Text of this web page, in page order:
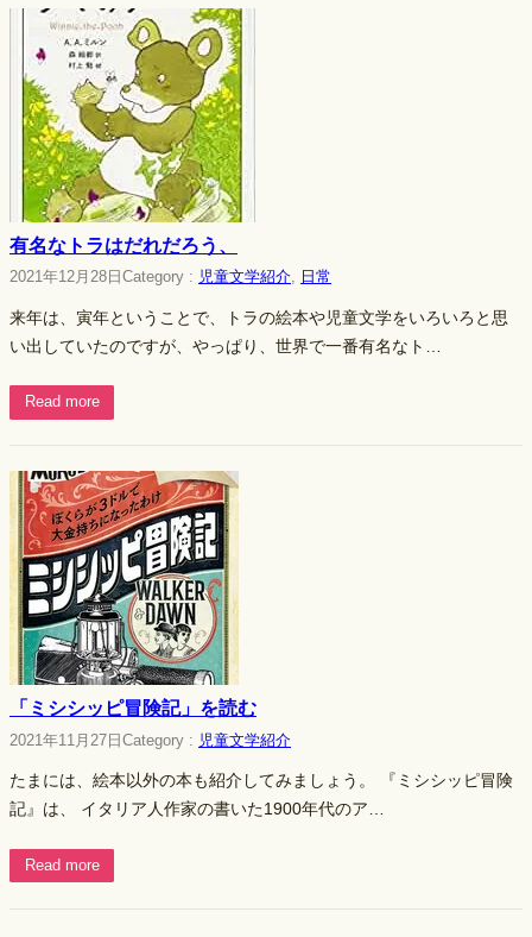
有名なトラはだれだろう、
2021年12月28日 Category : 児童文学紹介, 日常
来年は、寅年ということで、トラの絵本や児童文学をいろいろと思
い出していたのですが、やっぱり、世界で一番有名なト…
Read more
「ミシシッピ冒険記」を読む
2021年11月27日 Category : 児童文学紹介
たまには、絵本以外の本も紹介してみましょう。 『ミシシッピ冒険
記』は、 イタリア人作家の書いた1900年代のア…
Read more